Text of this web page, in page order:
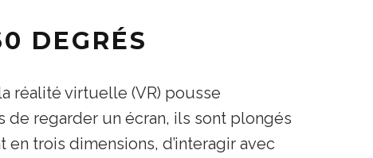
DEGRÉS
réalité virtuelle (VR) pousse
de regarder un écran, ils sont plongés
trois dimensions, d’interagir avec